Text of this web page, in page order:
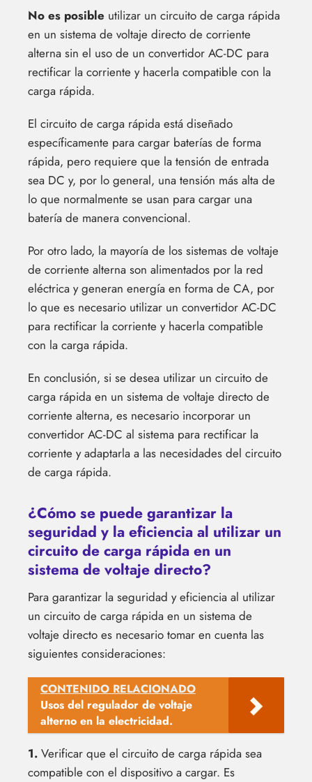
No es posible utilizar un circuito de carga rápida
en un sistema de voltaje directo de corriente
alterna sin el uso de un convertidor AC-DC para
rectificar la corriente y hacerla compatible con la
carga rápida.
El circuito de carga rápida está diseñado
específicamente para cargar baterías de forma
rápida, pero requiere que la tensión de entrada
sea DC y, por lo general, una tensión más alta de
lo que normalmente se usan para cargar una
batería de manera convencional.
Por otro lado, la mayoría de los sistemas de voltaje
de corriente alterna son alimentados por la red
eléctrica y generan energía en forma de CA, por
lo que es necesario utilizar un convertidor AC-DC
para rectificar la corriente y hacerla compatible
con la carga rápida.
En conclusión, si se desea utilizar un circuito de
carga rápida en un sistema de voltaje directo de
corriente alterna, es necesario incorporar un
convertidor AC-DC al sistema para rectificar la
corriente y adaptarla a las necesidades del circuito
de carga rápida.
¿Cómo se puede garantizar la
seguridad y la eficiencia al utilizar un
circuito de carga rápida en un
sistema de voltaje directo?
Para garantizar la seguridad y eficiencia al utilizar
un circuito de carga rápida en un sistema de
voltaje directo es necesario tomar en cuenta las
siguientes consideraciones:
CONTENIDO RELACIONADO
Usos del regulador de voltaje
alterno en la electricidad.
1. Verificar que el circuito de carga rápida sea
compatible con el dispositivo a cargar. Es